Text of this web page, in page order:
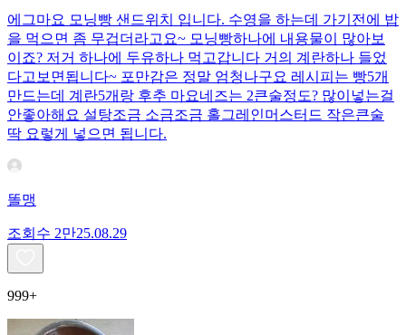
에그마요 모닝빵 샌드위치 입니다. 수영을 하는데 가기전에 밥
을 먹으면 좀 무겁더라고요~ 모닝빵하나에 내용물이 많아보
이죠? 저거 하나에 두유하나 먹고갑니다 거의 계란하나 들었
다고보면됩니다~ 포만감은 정말 엄청나구요 레시피는 빵5개
만드는데 계란5개랑 후추 마요네즈는 2큰술정도? 많이넣는걸
안좋아해요 설탕조금 소금조금 홀그레인머스터드 작은큰술
딱 요렇게 넣으면 됩니다.
똘맹
조회수 2만25.08.29
999+